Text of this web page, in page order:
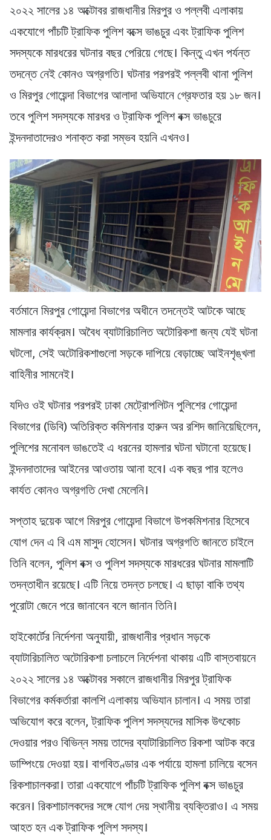
২০২২ সালের ১৪ অক্টোবর রাজধানীর মিরপুর ও পল্লবী এলাকায়
একযোগে পাঁচটি ট্রাফিক পুলিশ বক্সে ভাঙচুর এবং ট্রাফিক পুলিশ
সদস্যকে মারধরের ঘটনার বছর পেরিয়ে গেছে। কিন্তু এখন পর্যন্ত
তদন্তে নেই কোনও অগ্রগতি। ঘটনার পরপরই পল্লবী থানা পুলিশ
ও মিরপুর গোয়েন্দা বিভাগের আলাদা অভিযানে গ্রেফতার হয় ১৮ জন।
তবে পুলিশ সদস্যকে মারধর ও ট্রাফিক পুলিশ বক্স ভাঙচুরে
ইন্দনদাতাদেরও শনাক্ত করা সম্ভব হয়নি এখনও।
বর্তমানে মিরপুর গোয়েন্দা বিভাগের অধীনে তদন্তেই আটকে আছে
মামলার কার্যক্রম। অবৈধ ব্যাটারিচালিত অটোরিকশা জন্য যেই ঘটনা
ঘটলো, সেই অটোরিকশাগুলো সড়কে দাপিয়ে বেড়াচ্ছে আইনশৃঙ্খলা
বাহিনীর সামনেই।
যদিও ওই ঘটনার পরপরই ঢাকা মেট্রোপলিটন পুলিশের গোয়েন্দা
বিভাগের (ডিবি) অতিরিক্ত কমিশনার হারুন অর রশিদ জানিয়েছিলেন,
পুলিশের মনোবল ভাঙতেই এ ধরনের হামলার ঘটনা ঘটানো হয়েছে।
ইন্দনদাতাদের আইনের আওতায় আনা হবে। এক বছর পার হলেও
কার্যত কোনও অগ্রগতি দেখা মেলেনি।
সপ্তাহ দুয়েক আগে মিরপুর গোয়েন্দা বিভাগে উপকমিশনার হিসেবে
যোগ দেন এ বি এম মাসুদ হোসেন। ঘটনার অগ্রগতি জানতে চাইলে
তিনি বলেন, পুলিশ বক্স ও পুলিশ সদস্যকে মারধরের ঘটনার মামলাটি
তদন্তাধীন রয়েছে। এটি নিয়ে তদন্ত চলছে। এ ছাড়া বাকি তথ্য
পুরোটা জেনে পরে জানাবেন বলে জানান তিনি।
হাইকোর্টের নির্দেশনা অনুযায়ী, রাজধানীর প্রধান সড়কে
ব্যাটারিচালিত অটোরিকশা চলাচলে নির্দেশনা থাকায় এটি বাস্তবায়নে
২০২২ সালের ১৪ অক্টোবর সকালে রাজধানীর মিরপুর ট্রাফিক
বিভাগের কর্মকর্তারা কালশি এলাকায় অভিযান চালান। এ সময় তারা
অভিযোগ করে বলেন, ট্রাফিক পুলিশ সদস্যদের মাসিক উৎকোচ
দেওয়ার পরও বিভিন্ন সময় তাদের ব্যাটারিচালিত রিকশা আটক করে
ডাম্পিংয়ে দেওয়া হয়। বাগবিতণ্ডার এক পর্যায়ে হামলা চালিয়ে বসেন
রিকশাচালকরা। তারা একযোগে পাঁচটি ট্রাফিক পুলিশ বক্স ভাঙচুর
করেন। রিকশাচালকদের সঙ্গে যোগ দেয় স্থানীয় ব্যক্তিরাও। এ সময়
আহত হন এক ট্রাফিক পুলিশ সদস্য।